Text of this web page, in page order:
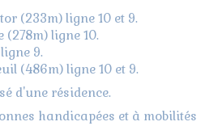
(233m) ligne 10 et 9.
ligne 10.
9.
(486m) ligne 10 et 9.
d'une résidence.
handicapées et à mobilités